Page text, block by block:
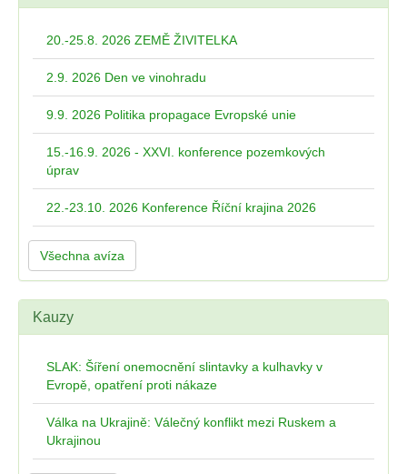
20.-25.8. 2026 ZEMĚ ŽIVITELKA
2.9. 2026 Den ve vinohradu
9.9. 2026 Politika propagace Evropské unie
15.-16.9. 2026 - XXVI. konference pozemkových
úprav
22.-23.10. 2026 Konference Říční krajina 2026
Všechna avíza
Kauzy
SLAK: Šíření onemocnění slintavky a kulhavky v
Evropě, opatření proti nákaze
Válka na Ukrajině: Válečný konflikt mezi Ruskem a
Ukrajinou